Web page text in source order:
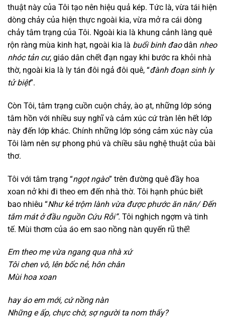
thuật này của Tôi tạo nên hiệu quả kép. Tức là, vừa tái hiện
dòng chảy của hiện thực ngoài kia, vừa mở ra cái dòng
chảy tâm trạng của Tôi. Ngoài kia là khung cảnh làng quê
rộn ràng mùa kinh hạt, ngoài kia là buổi binh đaodân nheo
nhóc tản cư, giáo dân chết đạn ngay khi bước ra khỏi nhà
thờ, ngoài kia là ly tán đôi ngả đôi quê, “đành đoạn sinh ly
tử biệt”.
Còn Tôi, tâm trạng cuồn cuộn chảy, ào ạt, những lớp sóng
tâm hồn với nhiều suy nghĩ và cảm xúc cứ tràn lên hết lớp
này đến lớp khác. Chính những lớp sóng cảm xúc này của
Tôi làm nên sự phong phú và chiều sâu nghệ thuật của bài
thơ.
Tôi với tâm trạng “ngọt ngào” trên đường quê đầy hoa
xoan nở khi đi theo em đến nhà thờ. Tôi hạnh phúc biết
bao nhiêu “Như kẻ trộm lành vừa được phước ăn năn/ Đến
tắm mát ở đầu nguồn Cứu Rỗi”. Tôi nghịch ngợm và tinh
tế. Mùi thơm của áo em sao nồng nàn quyến rũ thế!
Em theo mẹ vừa ngang qua nhà xứ
Tôi chen vô, lên bốc nẻ, hôn chân
Mùi hoa xoan
hay áo em mới, cứ nồng nàn
Những e ấp, chực chờ, sợ người ta nom thấy?